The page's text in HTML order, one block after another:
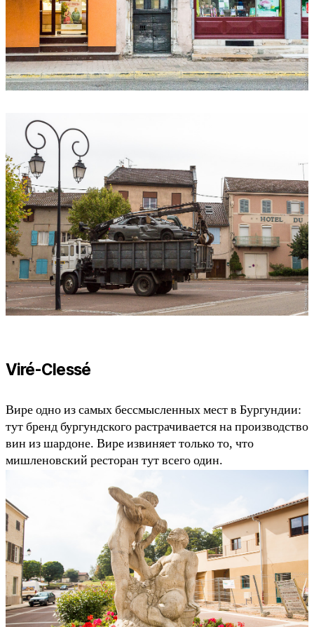
Viré-Clessé
Вире одно из самых бессмысленных мест в Бургундии:
тут бренд бургундского растрачивается на производство
вин из шардоне. Вире извиняет только то, что
мишленовский ресторан тут всего один.